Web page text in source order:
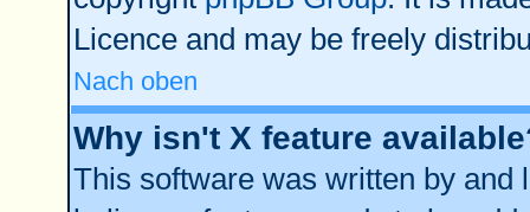
Licence and may be freely
Nach oben
Why isn't X feature
This software was written by and